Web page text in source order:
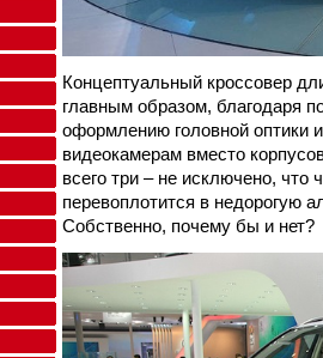
Концептуальный кроссовер
главным образом, благодаря
оформлению головной оптики
видеокамерам вместо
всего три – не исключено, что
перевоплотится в недорогую
Собственно, почему бы и нет?